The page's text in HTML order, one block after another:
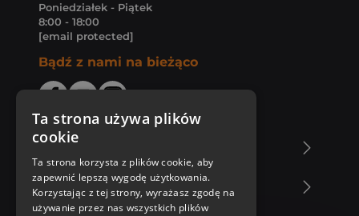
Poniedziałek - Piątek
8:00 - 18:00
[email protected]
Bądź z nami na bieżąco
Zakupy u nas
Ta strona używa plików
cookie
Ta strona korzysta z plików cookie, aby
zapewnić lepszą wygodę użytkowania.
Korzystając z tej strony, wyrażasz zgodę na
używanie przez nas wszystkich plików